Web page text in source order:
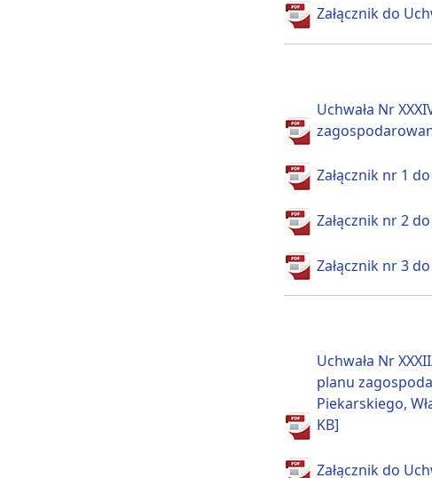
Załącznik do
Uchwała Nr
Załącznik nr 1
Załącznik nr 2
Załącznik nr 3
Uchwała Nr
planu
Piekarskiego,
KB]
Załącznik do